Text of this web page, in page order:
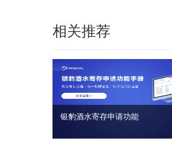
相关推荐
银豹酒水寄存申请功能